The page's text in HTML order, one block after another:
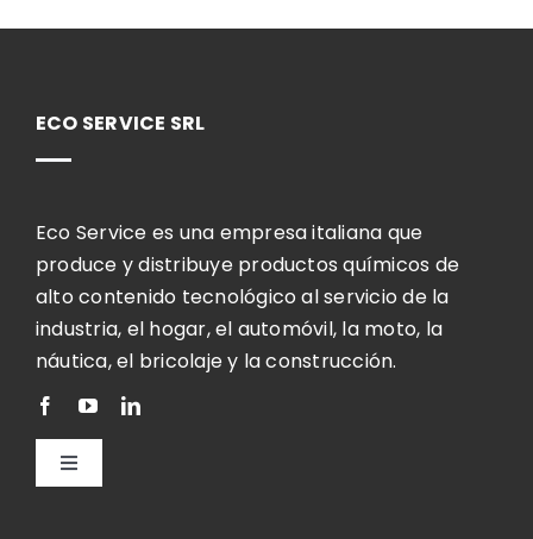
ECO SERVICE SRL
Eco Service es una empresa italiana que
produce y distribuye productos químicos de
alto contenido tecnológico al servicio de la
industria, el hogar, el automóvil, la moto, la
náutica, el bricolaje y la construcción.
Toggle